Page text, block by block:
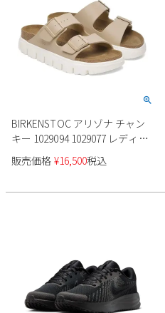
BIRKENSTOC アリゾナ チャン
キー 1029094 1029077 レディー
ス
販売価格 ¥16,500税込